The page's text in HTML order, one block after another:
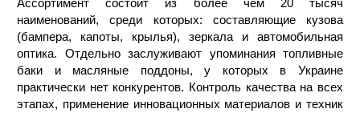
Ассортимент состоит из более чем 20 тысяч
наименований, среди которых: составляющие кузова
(бампера, капоты, крылья), зеркала и автомобильная
оптика. Отдельно заслуживают упоминания топливные
баки и масляные поддоны, у которых в Украине
практически нет конкурентов. Контроль качества на всех
этапах, применение инновационных материалов и техник